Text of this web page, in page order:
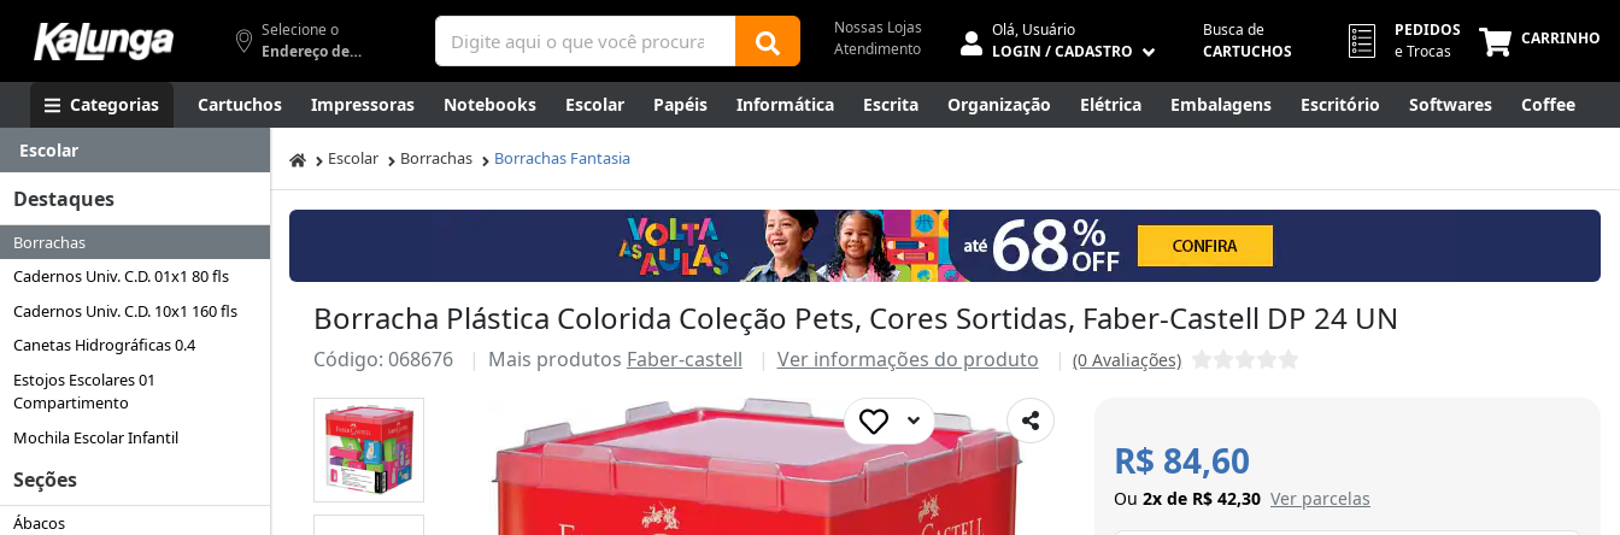
Selecione o
Endereço de entrega
Nossas Lojas
Atendimento
Olá, Usuário
LOGIN / CADASTRO
Busca de
CARTUCHOS
PEDIDOS
e Trocas
CARRINHO
Categorias Cartuchos Impressoras Notebooks Escolar Papéis Informática Escrita Organização Elétrica Embalagens Escritório Softwares Coffee
Apresentação Smartphones Artes Gamers Higiene Mídias
Canetas Luxo
Outlet
Escolar
Destaques
Borrachas
Cadernos Univ. C.D. 01x1 80 fls
Cadernos Univ. C.D. 10x1 160 fls
Canetas Hidrográficas 0.4
Estojos Escolares 01
Compartimento
Mochila Escolar Infantil
Seções
Ábacos
Escolar Borrachas Borrachas Fantasia
Borracha Plástica Colorida Coleção Pets, Cores Sortidas, Faber-Castell DP 24 UN
Código: 068676 Mais produtos Faber-castell Ver informações do produto (0 Avaliações)
R$ 84,60
Ou 2x de R$ 42,30 Ver parcelas